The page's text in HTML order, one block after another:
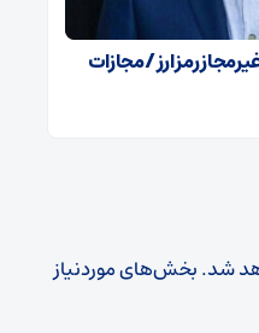
رمز ارز / مجازات
شد.بخش‌های موردنیاز